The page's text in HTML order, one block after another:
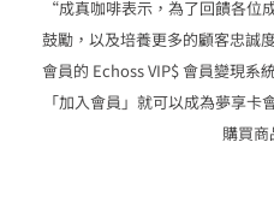
“成真咖啡表示，為了回饋各位
鼓勵，以及培養更多的顧客忠誠
會員的 Echoss VIP$ 會員變現系
「加入會員」就可以成為夢享
購買商